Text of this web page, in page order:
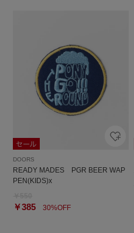
DOORS
READY MADES PGR BEER WAP
PEN(KIDS)x
￥385 30%OFF